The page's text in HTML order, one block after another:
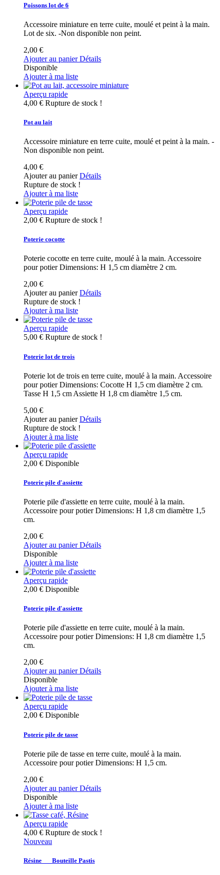
Poissons lot de 6
Accessoire miniature en terre cuite, moulé et peint à la main.
Lot de six. -Non disponible non peint.
2,00 €
Ajouter au panier Détails
Disponible
Ajouter à ma liste
Aperçu rapide
4,00 € Rupture de stock !
Pot au lait
Accessoire miniature en terre cuite, moulé et peint à la main. -
Non disponible non peint.
4,00 €
Ajouter au panier Détails
Rupture de stock !
Ajouter à ma liste
Aperçu rapide
2,00 € Rupture de stock !
Poterie cocotte
Poterie cocotte en terre cuite, moulé à la main. Accessoire
pour potier Dimensions: H 1,5 cm diamètre 2 cm.
2,00 €
Ajouter au panier Détails
Rupture de stock !
Ajouter à ma liste
Aperçu rapide
5,00 € Rupture de stock !
Poterie lot de trois
Poterie lot de trois en terre cuite, moulé à la main. Accessoire
pour potier Dimensions: Cocotte H 1,5 cm diamètre 2 cm.
Tasse H 1,5 cm Assiette H 1,8 cm diamètre 1,5 cm.
5,00 €
Ajouter au panier Détails
Rupture de stock !
Ajouter à ma liste
Aperçu rapide
2,00 € Disponible
Poterie pile d'assiette
Poterie pile d'assiette en terre cuite, moulé à la main.
Accessoire pour potier Dimensions: H 1,8 cm diamètre 1,5
cm.
2,00 €
Ajouter au panier Détails
Disponible
Ajouter à ma liste
Aperçu rapide
2,00 € Disponible
Poterie pile d'assiette
Poterie pile d'assiette en terre cuite, moulé à la main.
Accessoire pour potier Dimensions: H 1,8 cm diamètre 1,5
cm.
2,00 €
Ajouter au panier Détails
Disponible
Ajouter à ma liste
Aperçu rapide
2,00 € Disponible
Poterie pile de tasse
Poterie pile de tasse en terre cuite, moulé à la main.
Accessoire pour potier Dimensions: H 1,5 cm.
2,00 €
Ajouter au panier Détails
Disponible
Ajouter à ma liste
Aperçu rapide
4,00 € Rupture de stock !
Nouveau
Résine___Bouteille Pastis